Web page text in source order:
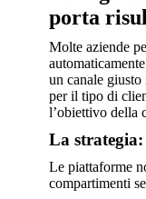
porta
Molte aziende
un canale giusto
per il tipo di
l’obiettivo della
La
Le piattaforme
compartimenti